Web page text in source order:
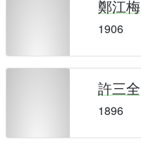
鄭江梅
1906
許三全
1896